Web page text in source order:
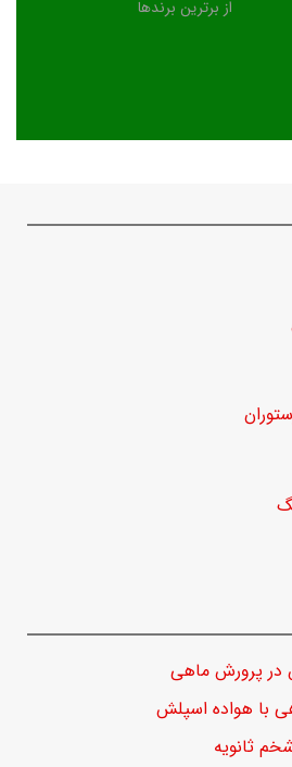
از برترین برندها
در پرورش ماهی
با هواده اسپلش
ثانویه